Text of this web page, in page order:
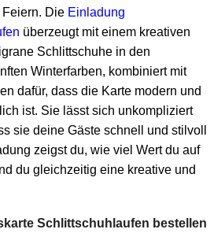
Die Einladung
überzeugt mit einem kreativen
Schlittschuhe in den
Winterfarben, kombiniert mit
dafür, dass die Karte modern und
ist. Sie lässt sich unkompliziert
sie deine Gäste schnell und stilvoll
zeigst du, wie viel Wert du auf
du gleichzeitig eine kreative und
Schlittschuhlaufen bestellen